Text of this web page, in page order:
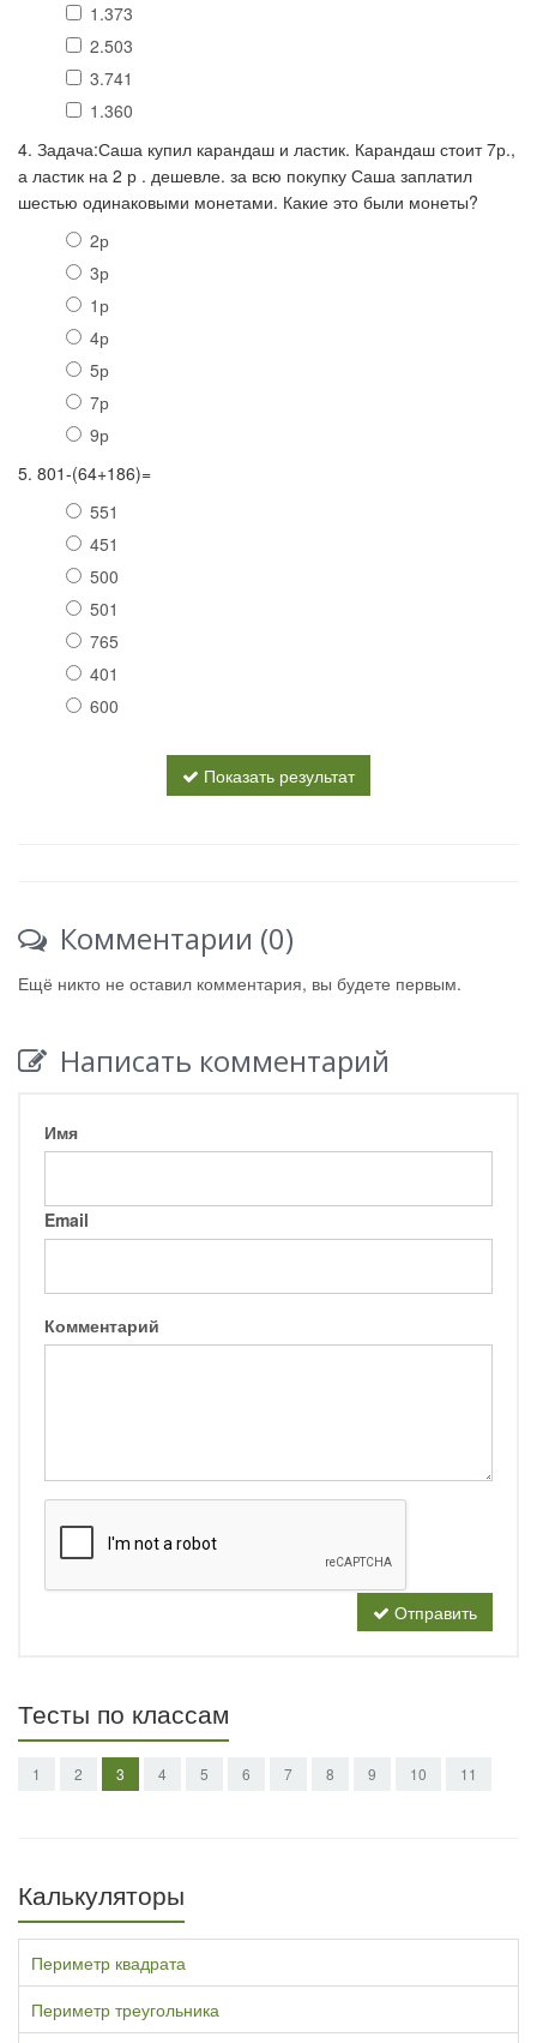
1.373
2.503
3.741
1.360
4. Задача:Саша купил карандаш и ластик. Карандаш стоит 7р.,
а ластик на 2 р . дешевле. за всю покупку Саша заплатил
шестью одинаковыми монетами. Какие это были монеты?
2р
3р
1р
4р
5р
7р
9р
5. 801-(64+186)=
551
451
500
501
765
401
600
Показать результат
Комментарии (0)
Ещё никто не оставил комментария, вы будете первым.
Написать комментарий
Имя
Email
Комментарий
Отправить
Тесты по классам
1 2 3 4 5 6 7 8 9 10 11
Калькуляторы
Периметр квадрата
Периметр треугольника